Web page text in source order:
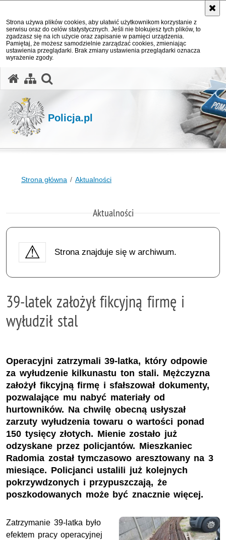
Strona używa plików cookies, aby ułatwić użytkownikom korzystanie z
serwisu oraz do celów statystycznych. Jeśli nie blokujesz tych plików, to
zgadzasz się na ich użycie oraz zapisanie w pamięci urządzenia.
Pamiętaj, że możesz samodzielnie zarządzać cookies, zmieniając
ustawienia przeglądarki. Brak zmiany ustawienia przeglądarki oznacza
wyrażenie zgody.
Policja.pl
Strona główna Aktualności
Aktualności
Strona znajduje się w archiwum.
39-latek założył fikcyjną firmę i
wyłudził stal
Operacyjni zatrzymali 39-latka, który odpowie
za wyłudzenie kilkunastu ton stali. Mężczyzna
założył fikcyjną firmę i sfałszował dokumenty,
pozwalające mu nabyć materiały od
hurtowników. Na chwilę obecną usłyszał
zarzuty wyłudzenia towaru o wartości ponad
150 tysięcy złotych. Mienie zostało już
odzyskane przez policjantów. Mieszkaniec
Radomia został tymczasowo aresztowany na 3
miesiące. Policjanci ustalili już kolejnych
pokrzywdzonych i przypuszczają, że
poszkodowanych może być znacznie więcej.
Zatrzymanie 39-latka było
efektem pracy operacyjnej